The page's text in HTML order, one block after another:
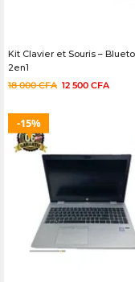
Kit Clavier et Souris –
2en1
18 000CFA 12 500 CFA
15%